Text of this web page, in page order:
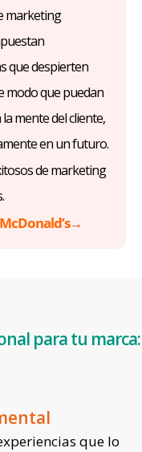
marketing
que despierten
modo que puedan
mente del cliente,
en un futuro.
de marketing
→
para tu marca:
que lo